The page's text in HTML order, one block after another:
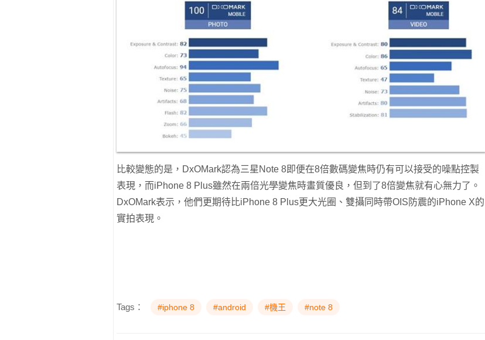
比較變態的是，DxOMark認為三星Note 8即便在8倍數碼變焦時仍有可以接受的噪點控製
表現，而iPhone 8 Plus雖然在兩倍光學變焦時畫質優良，但到了8倍變焦就有心無力了。
DxOMark表示，他們更期待比iPhone 8 Plus更大光圈、雙攝同時帶OIS防震的iPhone X的
實拍表現。
Tags： #iphone 8 #android #機王 #note 8